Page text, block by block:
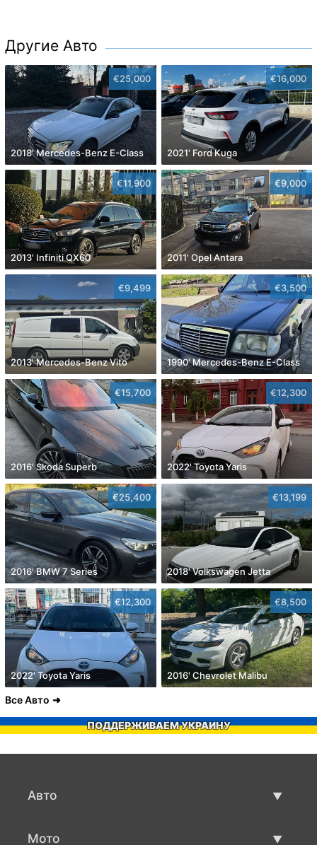
Другие Авто
€25,000
2018' Mercedes-Benz E-Class
€16,000
2021' Ford Kuga
€11,900
2013' Infiniti QX60
€9,000
2011' Opel Antara
€9,499
2013' Mercedes-Benz Vito
€3,500
1990' Mercedes-Benz E-Class
€15,700
2016' Skoda Superb
€12,300
2022' Toyota Yaris
€25,400
2016' BMW 7 Series
€13,199
2018' Volkswagen Jetta
€12,300
2022' Toyota Yaris
€8,500
2016' Chevrolet Malibu
Все Авто
ПОДДЕРЖИВАЕМ УКРАИНУ
Авто
Мото